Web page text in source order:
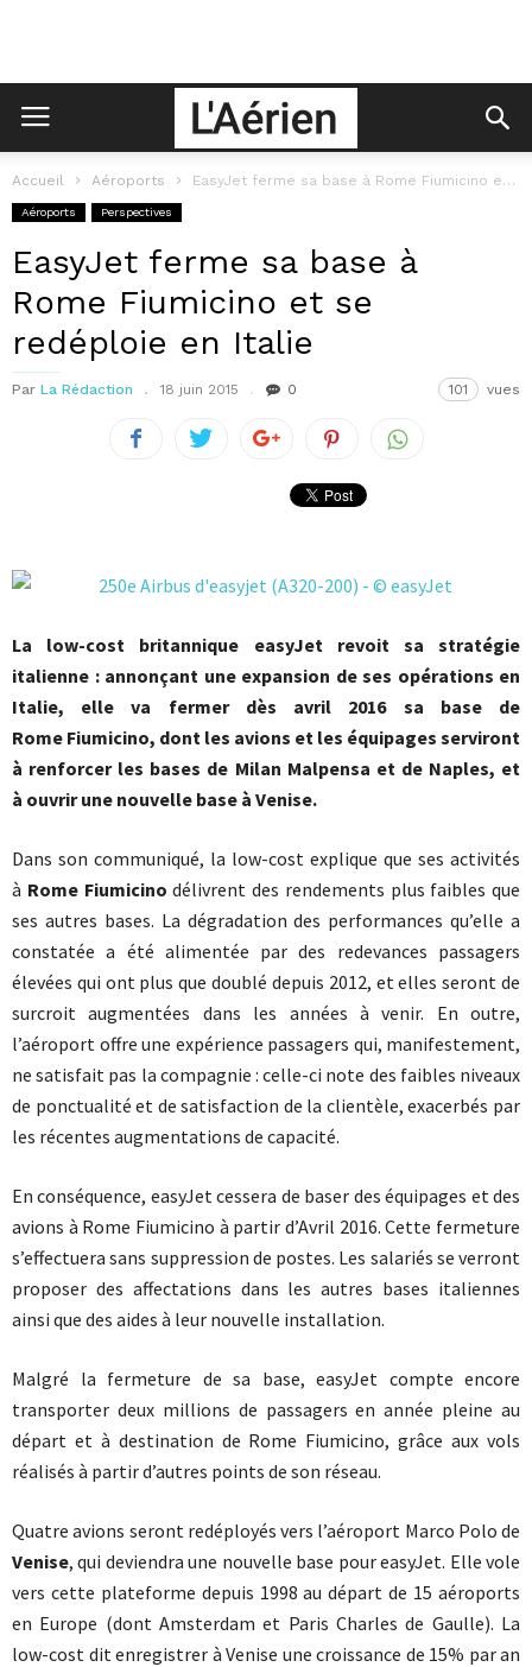
Accueil Aéroports EasyJet ferme sa base à Rome Fiumicino et se redéploie en Italie
Aéroports Perspectives
EasyJet ferme sa base à
Rome Fiumicino et se
redéploie en Italie
Par La Rédaction 18 juin 2015 0 101 vues
La low-cost britannique easyJet revoit sa stratégie
italienne : annonçant une expansion de ses opérations en
Italie, elle va fermer dès avril 2016 sa base de
Rome Fiumicino, dont les avions et les équipages serviront
à renforcer les bases de Milan Malpensa et de Naples, et
à ouvrir une nouvelle base à Venise.
Dans son communiqué, la low-cost explique que ses activités
à Rome Fiumicino délivrent des rendements plus faibles que
ses autres bases. La dégradation des performances qu’elle a
constatée a été alimentée par des redevances passagers
élevées qui ont plus que doublé depuis 2012, et elles seront de
surcroit augmentées dans les années à venir. En outre,
l’aéroport offre une expérience passagers qui, manifestement,
ne satisfait pas la compagnie : celle-ci note des faibles niveaux
de ponctualité et de satisfaction de la clientèle, exacerbés par
les récentes augmentations de capacité.
En conséquence, easyJet cessera de baser des équipages et des
avions à Rome Fiumicino à partir d’Avril 2016. Cette fermeture
s’effectuera sans suppression de postes. Les salariés se verront
proposer des affectations dans les autres bases italiennes
ainsi que des aides à leur nouvelle installation.
Malgré la fermeture de sa base, easyJet compte encore
transporter deux millions de passagers en année pleine au
départ et à destination de Rome Fiumicino, grâce aux vols
réalisés à partir d’autres points de son réseau.
Quatre avions seront redéployés vers l’aéroport Marco Polo de
Venise, qui deviendra une nouvelle base pour easyJet. Elle vole
vers cette plateforme depuis 1998 au départ de 15 aéroports
en Europe (dont Amsterdam et Paris Charles de Gaulle). La
low-cost dit enregistrer à Venise une croissance de 15% par an